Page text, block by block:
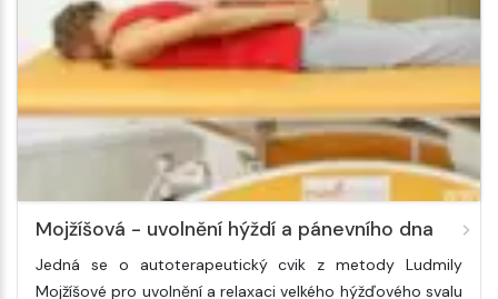
Mojžíšová - uvolnění hýždí a pánevního dna
Jedná se o autoterapeutický cvik z metody Ludmily
Mojžíšové pro uvolnění a relaxaci velkého hýžďového svalu